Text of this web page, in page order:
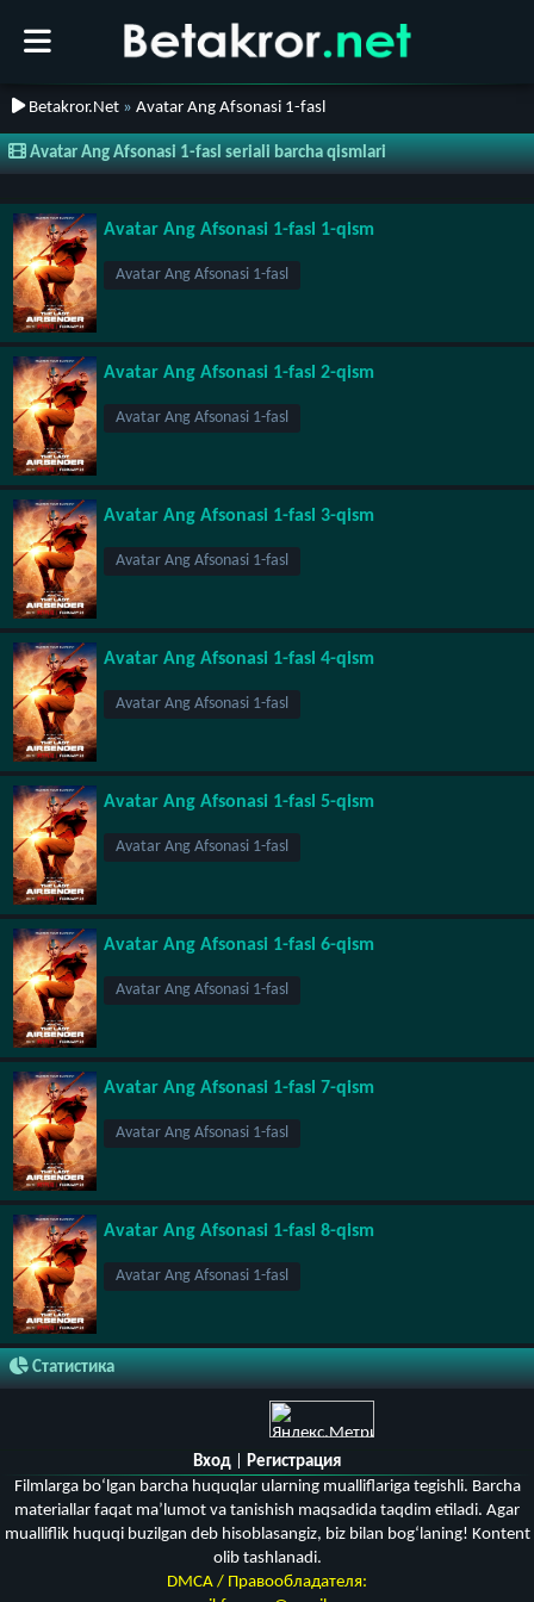
Betakror.Net » Avatar Ang Afsonasi 1-fasl
Avatar Ang Afsonasi 1-fasl seriali barcha qismlari
Avatar Ang Afsonasi 1-fasl 1-qism
Avatar Ang Afsonasi 1-fasl
Avatar Ang Afsonasi 1-fasl 2-qism
Avatar Ang Afsonasi 1-fasl
Avatar Ang Afsonasi 1-fasl 3-qism
Avatar Ang Afsonasi 1-fasl
Avatar Ang Afsonasi 1-fasl 4-qism
Avatar Ang Afsonasi 1-fasl
Avatar Ang Afsonasi 1-fasl 5-qism
Avatar Ang Afsonasi 1-fasl
Avatar Ang Afsonasi 1-fasl 6-qism
Avatar Ang Afsonasi 1-fasl
Avatar Ang Afsonasi 1-fasl 7-qism
Avatar Ang Afsonasi 1-fasl
Avatar Ang Afsonasi 1-fasl 8-qism
Avatar Ang Afsonasi 1-fasl
Статистика
Вход
Регистрация
Filmlarga bo‘lgan barcha huquqlar ularning mualliflariga tegishli. Barcha
materiallar faqat ma’lumot va tanishish maqsadida taqdim etiladi. Agar
mualliflik huquqi buzilgan deb hisoblasangiz, biz bilan bog‘laning! Kontent
olib tashlanadi.
DMCA / Правообладателя: